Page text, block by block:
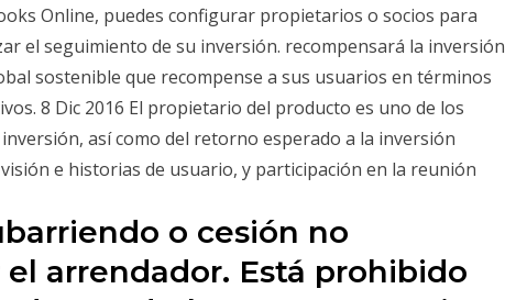
Online, puedes configurar propietarios o socios para
el seguimiento de su inversión. recompensará la inversión
sostenible que recompense a sus usuarios en términos
8 Dic 2016 El propietario del producto es uno de los
así como del retorno esperado a la inversión
e historias de usuario, y participación en la reunión
o cesión no
arrendador. Está prohibido